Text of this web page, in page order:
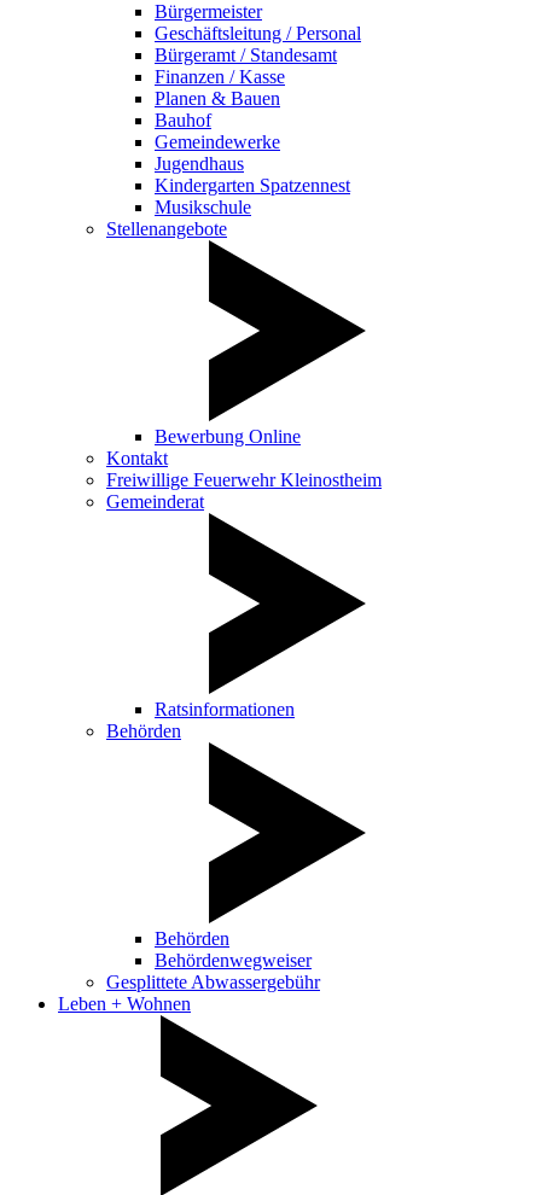
Bürgermeister
Geschäftsleitung / Personal
Bürgeramt / Standesamt
Finanzen / Kasse
Planen & Bauen
Bauhof
Gemeindewerke
Jugendhaus
Kindergarten Spatzennest
Musikschule
Stellenangebote
Bewerbung Online
Kontakt
Freiwillige Feuerwehr Kleinostheim
Gemeinderat
Ratsinformationen
Behörden
Behörden
Behördenwegweiser
Gesplittete Abwassergebühr
Leben + Wohnen